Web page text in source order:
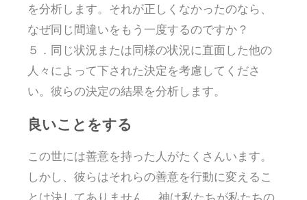
を分析します。それが正しくなかったのなら、
なぜ同じ間違いをもう一度するのですか？
５．同じ状況または同様の状況に直面した他の
人々によって下された決定を考慮してくださ
い。彼らの決定の結果を分析します。
良いことをする
この世には善意を持った人がたくさんいます。
しかし、彼らはそれらの善意を行動に変えるこ